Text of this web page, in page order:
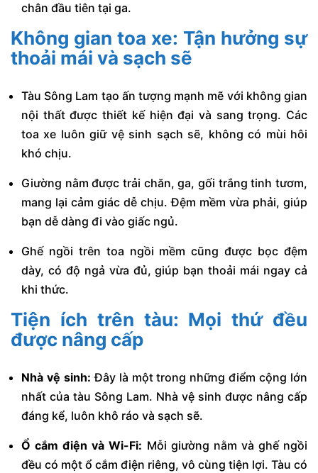
chân đầu tiên tại ga.
Không gian toa xe: Tận hưởng sự
thoải mái và sạch sẽ
Tàu Sông Lam tạo ấn tượng mạnh mẽ với không gian
nội thất được thiết kế hiện đại và sang trọng. Các
toa xe luôn giữ vệ sinh sạch sẽ, không có mùi hôi
khó chịu.
Giường nằm được trải chăn, ga, gối trắng tinh tươm,
mang lại cảm giác dễ chịu. Đệm mềm vừa phải, giúp
bạn dễ dàng đi vào giấc ngủ.
Ghế ngồi trên toa ngồi mềm cũng được bọc đệm
dày, có độ ngả vừa đủ, giúp bạn thoải mái ngay cả
khi thức.
Tiện ích trên tàu: Mọi thứ đều
được nâng cấp
Nhà vệ sinh: Đây là một trong những điểm cộng lớn
nhất của tàu Sông Lam. Nhà vệ sinh được nâng cấp
đáng kể, luôn khô ráo và sạch sẽ.
Ổ cắm điện và Wi-Fi: Mỗi giường nằm và ghế ngồi
đều có một ổ cắm điện riêng, vô cùng tiện lợi. Tàu có